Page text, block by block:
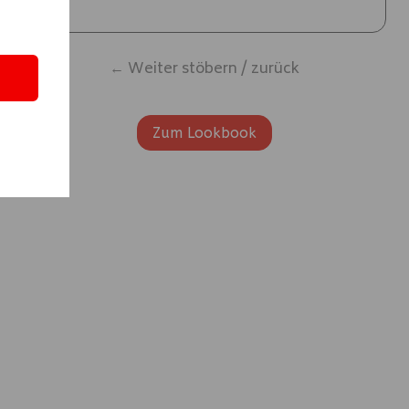
← Weiter stöbern / zurück
Zum Lookbook